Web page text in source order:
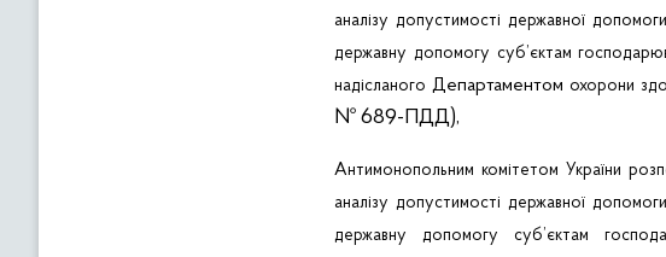
аналізу допустимості державної допомоги
державну допомогу суб’єктам
надісланого Департаментом охорони
№ 689-ПДД),
Антимонопольним комітетом України
аналізу допустимості державної допомоги
державну допомогу суб’єктам